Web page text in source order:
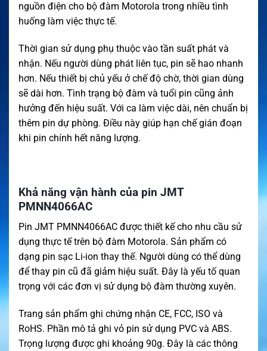
nguồn điện cho bộ đàm Motorola trong nhiều tình
huống làm việc thực tế.
Thời gian sử dụng phụ thuộc vào tần suất phát và
nhận. Nếu người dùng phát liên tục, pin sẽ hao nhanh
hơn. Nếu thiết bị chủ yếu ở chế độ chờ, thời gian dùng
sẽ dài hơn. Tình trạng bộ đàm và tuổi pin cũng ảnh
hưởng đến hiệu suất. Với ca làm việc dài, nên chuẩn bị
thêm pin dự phòng. Điều này giúp hạn chế gián đoạn
khi pin chính hết năng lượng.
Khả năng vận hành của pin JMT
PMNN4066AC
Pin JMT PMNN4066AC được thiết kế cho nhu cầu sử
dụng thực tế trên bộ đàm Motorola. Sản phẩm có
dạng pin sạc Li-ion thay thế. Người dùng có thể dùng
để thay pin cũ đã giảm hiệu suất. Đây là yếu tố quan
trọng với các đơn vị sử dụng bộ đàm thường xuyên.
Trang sản phẩm ghi chứng nhận CE, FCC, ISO và
RoHS. Phần mô tả ghi vỏ pin sử dụng PVC và ABS.
Trọng lượng được ghi khoảng 90g. Đây là các thông